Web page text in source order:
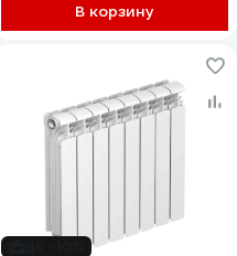
В корзину